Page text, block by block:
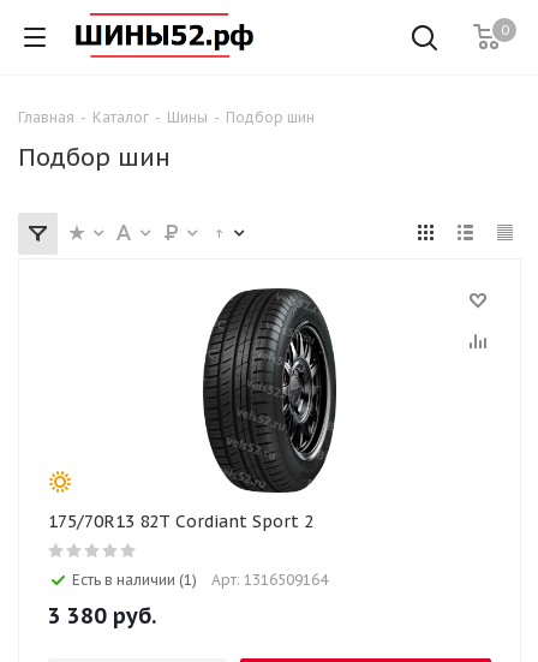
0
Главная - Каталог - Шины - Подбор шин
Подбор шин
175/70R13 82T Cordiant Sport 2
Есть в наличии (1) Арт: 1316509164
3 380 руб.